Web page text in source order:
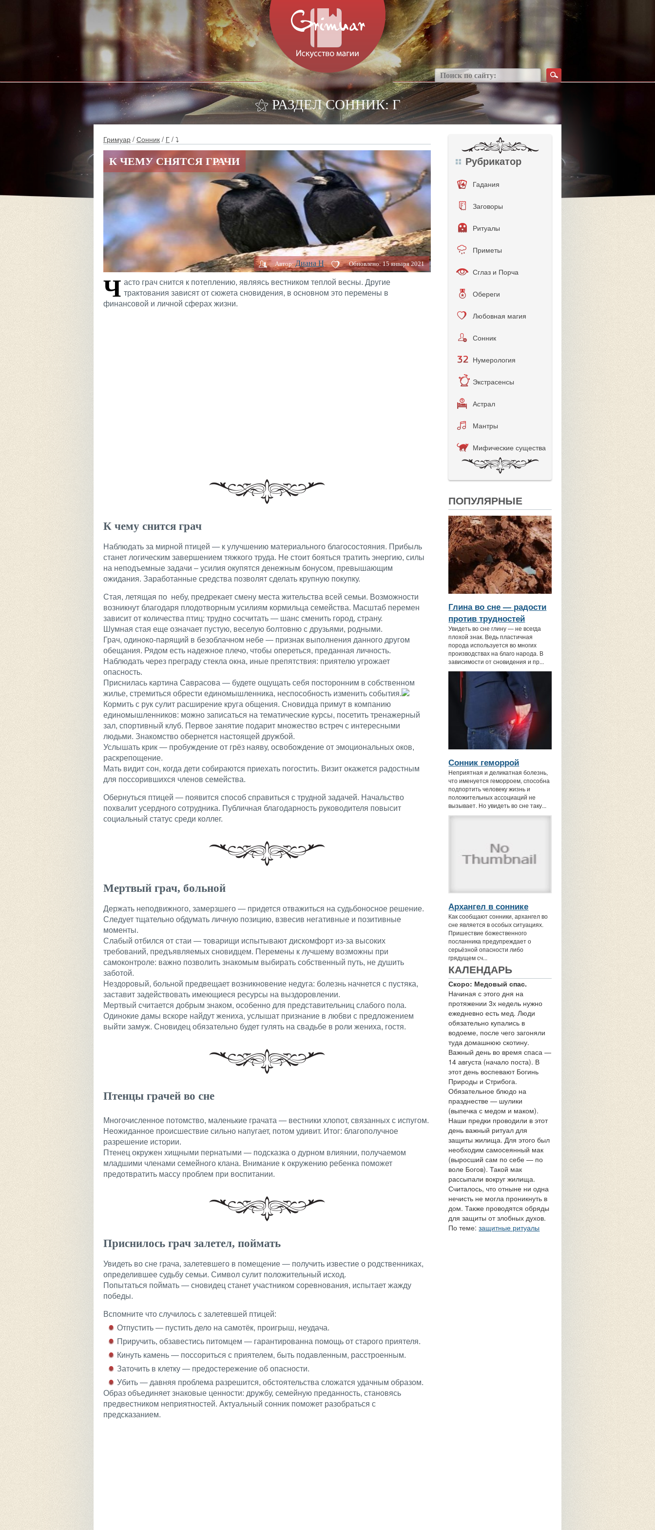
⚝ РАЗДЕЛ СОННИК: Г
Гримуар / Сонник / Г / ⤵
К ЧЕМУ СНЯТСЯ ГРАЧИ
Автор: Диана H Обновлено:15 января 2021
Ч асто грач снится к потеплению, являясь вестником теплой весны. Другие
трактования зависят от сюжета сновидения, в основном это перемены в
финансовой и личной сферах жизни.
К чему снится грач
Наблюдать за мирной птицей — к улучшению материального благосостояния. Прибыль
станет логическим завершением тяжкого труда. Не стоит бояться тратить энергию, силы
на неподъемные задачи – усилия окупятся денежным бонусом, превышающим
ожидания. Заработанные средства позволят сделать крупную покупку.
Стая, летящая по небу, предрекает смену места жительства всей семьи. Возможности
возникнут благодаря плодотворным усилиям кормильца семейства. Масштаб перемен
зависит от количества птиц: трудно сосчитать — шанс сменить город, страну.
Шумная стая еще означает пустую, веселую болтовню с друзьями, родными.
Грач, одиноко-парящий в безоблачном небе — признак выполнения данного другом
обещания. Рядом есть надежное плечо, чтобы опереться, преданная личность.
Наблюдать через преграду стекла окна, иные препятствия: приятелю угрожает
опасность.
Приснилась картина Саврасова — будете ощущать себя посторонним в собственном
жилье, стремиться обрести единомышленника, неспособность изменить события.
Кормить с рук сулит расширение круга общения. Сновидца примут в компанию
единомышленников: можно записаться на тематические курсы, посетить тренажерный
зал, спортивный клуб. Первое занятие подарит множество встреч с интересными
людьми. Знакомство обернется настоящей дружбой.
Услышать крик — пробуждение от грёз наяву, освобождение от эмоциональных оков,
раскрепощение.
Мать видит сон, когда дети собираются приехать погостить. Визит окажется радостным
для поссорившихся членов семейства.
Обернуться птицей — появится способ справиться с трудной задачей. Начальство
похвалит усердного сотрудника. Публичная благодарность руководителя повысит
социальный статус среди коллег.
Мертвый грач, больной
Держать неподвижного, замерзшего — придется отважиться на судьбоносное решение.
Следует тщательно обдумать личную позицию, взвесив негативные и позитивные
моменты.
Слабый отбился от стаи — товарищи испытывают дискомфорт из-за высоких
требований, предъявляемых сновидцем. Перемены к лучшему возможны при
самоконтроле: важно позволить знакомым выбирать собственный путь, не душить
заботой.
Нездоровый, больной предвещает возникновение недуга: болезнь начнется с пустяка,
заставит задействовать имеющиеся ресурсы на выздоровлении.
Мертвый считается добрым знаком, особенно для представительниц слабого пола.
Одинокие дамы вскоре найдут жениха, услышат признание в любви с предложением
выйти замуж. Сновидец обязательно будет гулять на свадьбе в роли жениха, гостя.
Птенцы грачей во сне
Многочисленное потомство, маленькие грачата — вестники хлопот, связанных с испугом.
Неожиданное происшествие сильно напугает, потом удивит. Итог: благополучное
разрешение истории.
Птенец окружен хищными пернатыми — подсказка о дурном влиянии, получаемом
младшими членами семейного клана. Внимание к окружению ребенка поможет
предотвратить массу проблем при воспитании.
Приснилось грач залетел, поймать
Увидеть во сне грача, залетевшего в помещение — получить известие о родственниках,
определившее судьбу семьи. Символ сулит положительный исход.
Попытаться поймать — сновидец станет участником соревнования, испытает жажду
победы.
Вспомните что случилось с залетевшей птицей:
Отпустить — пустить дело на самотёк, проигрыш, неудача.
Приручить, обзавестись питомцем — гарантированна помощь от старого приятеля.
Кинуть камень — поссориться с приятелем, быть подавленным, расстроенным.
Заточить в клетку — предостережение об опасности.
Убить — давняя проблема разрешится, обстоятельства сложатся удачным образом.
Образ объединяет знаковые ценности: дружбу, семейную преданность, становясь
предвестником неприятностей. Актуальный сонник поможет разобраться с
предсказанием.
Рубрикатор
Гадания
Заговоры
Ритуалы
Приметы
Сглаз и Порча
Обереги
Любовная магия
Сонник
Нумерология
Экстрасенсы
Астрал
Мантры
Мифические существа
ПОПУЛЯРНЫЕ
Глина во сне — радости
против трудностей
Увидеть во сне глину — не всегда
плохой знак. Ведь пластичная
порода используется во многих
производствах на благо народа. В
зависимости от сновидения и пр...
Сонник геморрой
Неприятная и деликатная болезнь,
что именуется геморроем, способна
подпортить человеку жизнь и
положительных ассоциаций не
вызывает. Но увидеть во сне таку...
Архангел в соннике
Как сообщают сонники, архангел во
сне является в особых ситуациях.
Пришествие божественного
посланника предупреждает о
серьёзной опасности либо
грядущем сч...
КАЛЕНДАРЬ
Скоро: Медовый спас.
Начиная с этого дня на
протяжении 3х недель нужно
ежедневно есть мед. Люди
обязательно купались в
водоеме, после чего загоняли
туда домашнюю скотину.
Важный день во время спаса —
14 августа (начало поста). В
этот день воспевают Богинь
Природы и Стрибога.
Обязательное блюдо на
празднестве — шулики
(выпечка с медом и маком).
Наши предки проводили в этот
день важный ритуал для
защиты жилища. Для этого был
необходим самосеянный мак
(выросший сам по себе — по
воле Богов). Такой мак
рассыпали вокруг жилища.
Считалось, что отныне ни одна
нечисть не могла проникнуть в
дом. Также проводятся обряды
для защиты от злобных духов.
По теме:защитные ритуалы